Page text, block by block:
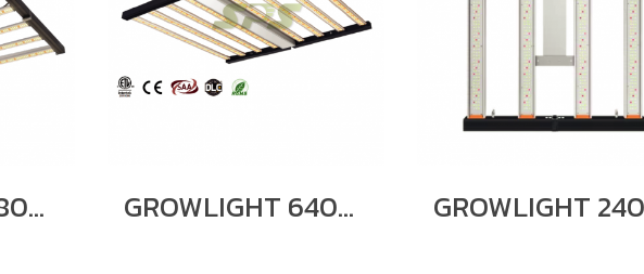
GROWLIGHT 480W 6BARS GROWLIGHT 640W 8BARS